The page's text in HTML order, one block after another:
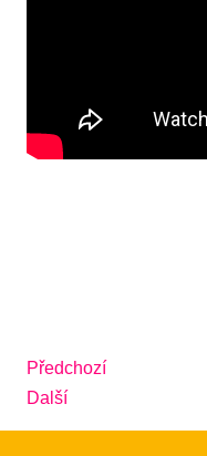
Předchozí
Další